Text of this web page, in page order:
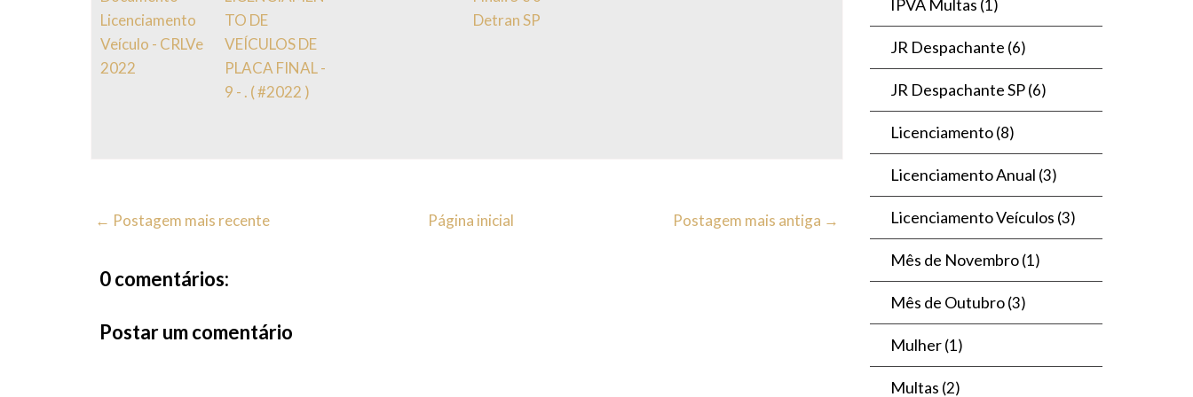
Licenciamento
Veículo - CRLVe
2022
TO DE
VEÍCULOS DE
PLACA FINAL -
9 - . ( #2022 )
Detran SP
← Postagem mais recente Postagem mais antiga →
Página inicial
0 comentários:
Postar um comentário
IPVA Multas (1)
JR Despachante (6)
JR Despachante SP (6)
Licenciamento (8)
Licenciamento Anual (3)
Licenciamento Veículos (3)
Mês de Novembro (1)
Mês de Outubro (3)
Mulher (1)
Multas (2)